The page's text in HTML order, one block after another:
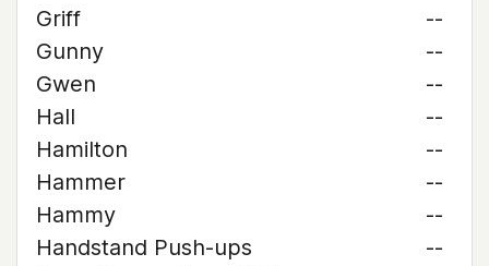
Griff
--
Gunny
--
Gwen
--
Hall
--
Hamilton
--
Hammer
--
Hammy
--
Handstand Push-ups
--